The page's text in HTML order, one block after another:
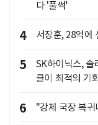
다 '풀썩'
4 서장훈, 28억에
5
SK하이닉스, 솔
클이 최적의 기
6 "강제 국장 복